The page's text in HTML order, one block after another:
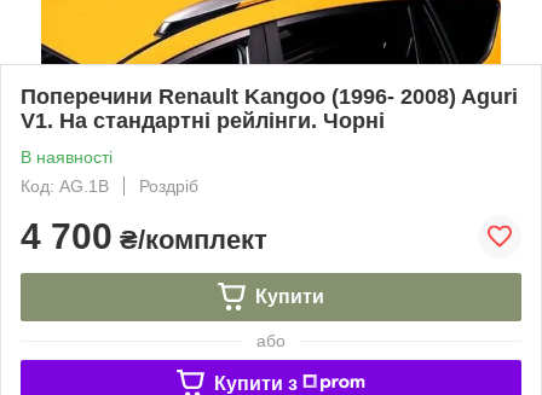
Поперечини Renault Kangoo (1996- 2008) Aguri
V1. На стандартні рейлінги. Чорні
В наявності
Код: AG.1B
Роздріб
4 700 ₴/комплект
Купити
або
Купити з